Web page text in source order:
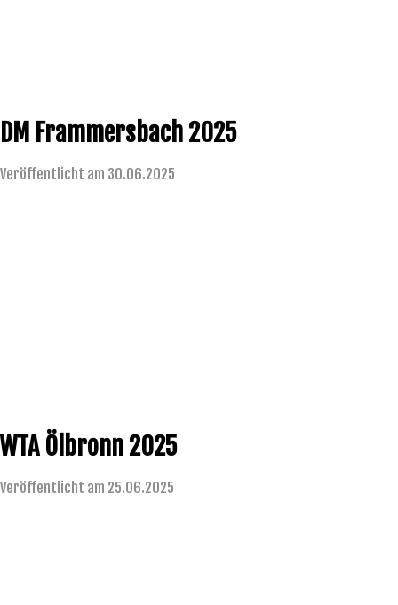
DM Frammersbach 2025
Veröffentlicht am 30.06.2025
WTA Ölbronn 2025
Veröffentlicht am 25.06.2025